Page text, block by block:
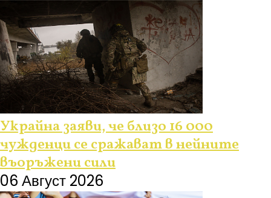
Украйна заяви, че близо 16 000
чужденци се сражават в нейните
въоръжени сили
06 Август 2026